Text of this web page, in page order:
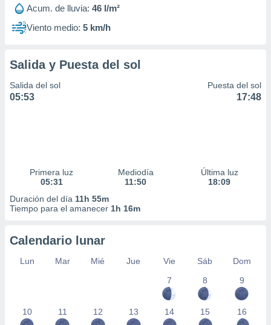
1199
Acum. de lluvia: 46 l/m²
Viento medio: 5 km/h
Salida y Puesta del sol
Salida del sol
05:53
Puesta del sol
17:48
Primera luz
05:31
Mediodía
11:50
Última luz
18:09
Duración del día 11h 55m
Tiempo para el amanecer 1h 16m
Calendario lunar
Lun Mar Mié Jue Vie Sáb
Dom
7
8 9
10 11 12 13 14 15 16